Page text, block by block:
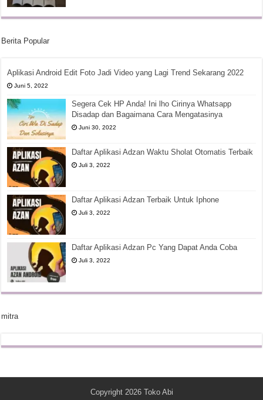
Berita Popular
Aplikasi Android Edit Foto Jadi Video yang Lagi Trend Sekarang 2022
Juni 5, 2022
Segera Cek HP Anda! Ini lho Cirinya Whatsapp
Disadap dan Bagaimana Cara Mengatasinya
Juni 30, 2022
Daftar Aplikasi Adzan Waktu Sholat Otomatis Terbaik
Juli 3, 2022
Daftar Aplikasi Adzan Terbaik Untuk Iphone
Juli 3, 2022
Daftar Aplikasi Adzan Pc Yang Dapat Anda Coba
Juli 3, 2022
mitra
Copyright 2026 Toko Abi